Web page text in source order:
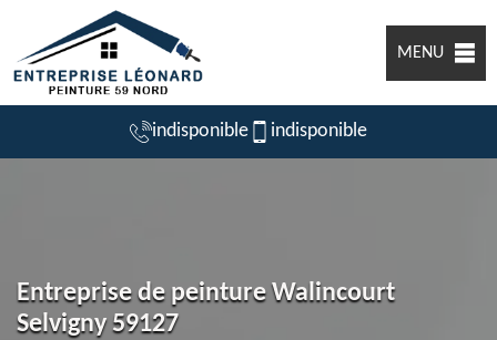
MENU
indisponible indisponible
Entreprise de peinture Walincourt
Selvigny 59127